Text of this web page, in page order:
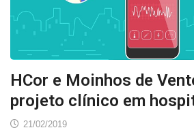
HCor e Moinhos de
projeto clínico em
21/02/2019